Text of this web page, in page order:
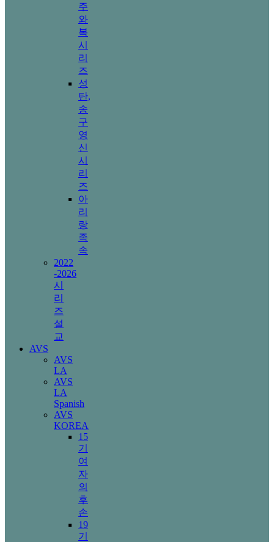
주
와
복
시
리
즈
성
탄,
송
구
영
신
시
리
즈
아
리
랑
족
속
2022
-2026
시
리
즈
설
교
AVS
AVS
LA
AVS
LA
Spanish
AVS
KOREA
15
기
여
자
의
후
손
19
기